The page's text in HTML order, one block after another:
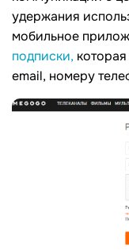
удержания
мобильное
подписки,
email, номеру